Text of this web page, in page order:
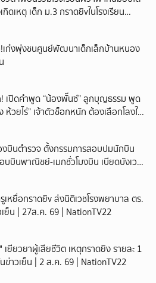
กิดเหตุ เด็ก ม.3 กราดยิvในโรงเรียน
ร์นนท์ แบบไม่เลือกหน้า เสียงปืนดังสนั่น
!เก๋งพุ่งชนศูนย์พัฒนาเด็กเล็กบ้านหนอง
เปิดคำพูด “น้องพั๊นซ์” ลูกบุญธรรม พูด
ห้วยไร่” เจ้าตัวช็อกหนัก ต้องเลือกโลงให้
บินตำรวจ ตั้งกรรมการสอบปมนักบิน
บบินพาณิชย์-เมกชั่วโมงบิน เบียดบังเวลา
เหยื่อกราดยิv ส่งนิติเวชโรงพยาบาล ตร.
เย็น | 27ส.ค. 69 | NationTV22
เยียวยาผู้เสียชีวิต เหตุกราดยิง รายละ 1
ข่าวเย็น | 2 ส.ค. 69 | NationTV22